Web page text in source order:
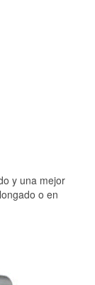
y una mejor
o en